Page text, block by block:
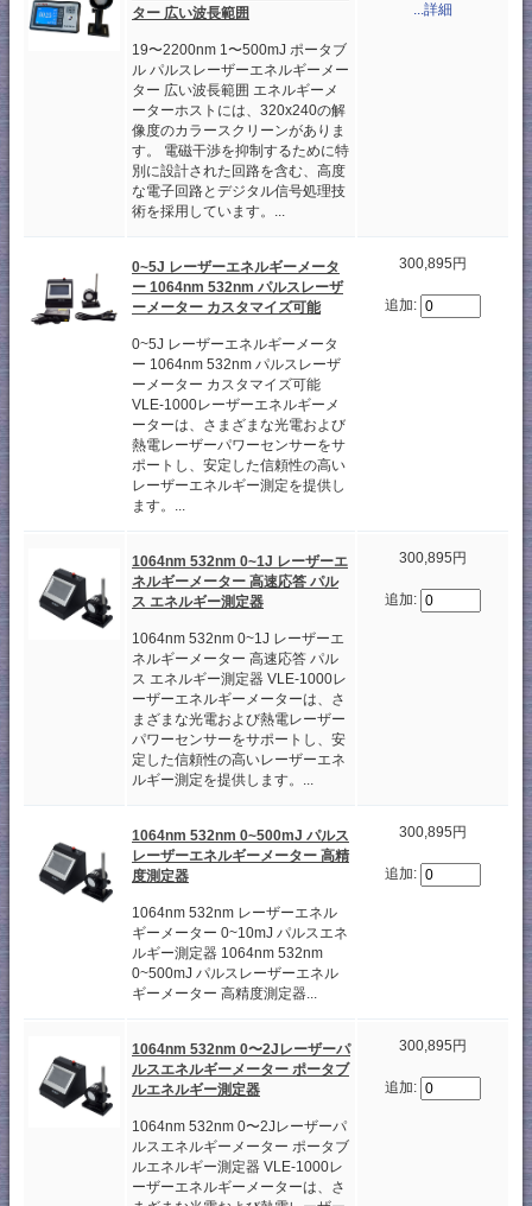
ター 広い波長範囲
19〜2200nm 1〜500mJ ポータブ
ル パルスレーザーエネルギーメー
ター 広い波長範囲 エネルギーメ
ーターホストには、320x240の解
像度のカラースクリーンがありま
す。 電磁干渉を抑制するために特
別に設計された回路を含む、高度
な電子回路とデジタル信号処理技
術を採用しています。...
...詳細
0~5J レーザーエネルギーメータ
ー 1064nm 532nm パルスレーザ
ーメーター カスタマイズ可能
0~5J レーザーエネルギーメータ
ー 1064nm 532nm パルスレーザ
ーメーター カスタマイズ可能
VLE-1000レーザーエネルギーメ
ーターは、さまざまな光電および
熱電レーザーパワーセンサーをサ
ポートし、安定した信頼性の高い
レーザーエネルギー測定を提供し
ます。...
300,895円
追加:
1064nm 532nm 0~1J レーザーエ
ネルギーメーター 高速応答 パル
ス エネルギー測定器
1064nm 532nm 0~1J レーザーエ
ネルギーメーター 高速応答 パル
ス エネルギー測定器 VLE-1000レ
ーザーエネルギーメーターは、さ
まざまな光電および熱電レーザー
パワーセンサーをサポートし、安
定した信頼性の高いレーザーエネ
ルギー測定を提供します。...
300,895円
追加:
1064nm 532nm 0~500mJ パルス
レーザーエネルギーメーター 高精
度測定器
1064nm 532nm レーザーエネル
ギーメーター 0~10mJ パルスエネ
ルギー測定器 1064nm 532nm
0~500mJ パルスレーザーエネル
ギーメーター 高精度測定器...
300,895円
追加:
1064nm 532nm 0〜2Jレーザーパ
ルスエネルギーメーター ポータブ
ルエネルギー測定器
1064nm 532nm 0〜2Jレーザーパ
ルスエネルギーメーター ポータブ
ルエネルギー測定器 VLE-1000レ
ーザーエネルギーメーターは、さ
300,895円
追加: